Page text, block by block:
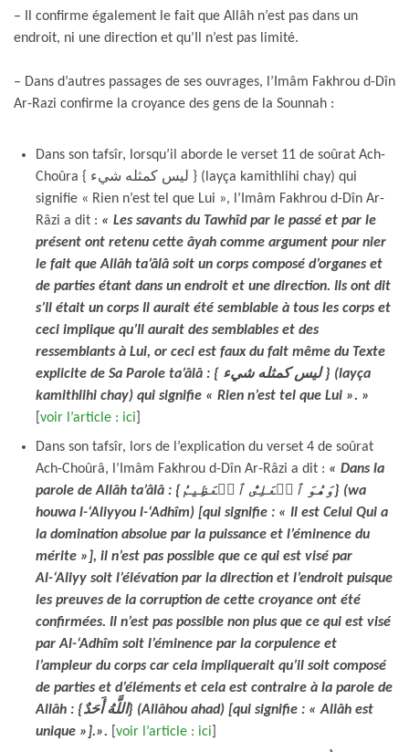
– Il confirme également le fait que Allâh n’est pas dans un
endroit, ni une direction et qu’Il n’est pas limité.
– Dans d’autres passages de ses ouvrages, l’Imâm Fakhrou d-Dîn
Ar-Razi confirme la croyance des gens de la Sounnah :
Dans son tafsîr, lorsqu’il aborde le verset 11 de soûrat Ach-
Choûra { ليس كمثله شيء } (layça kamithlihi chay) qui
signifie « Rien n’est tel que Lui », l’Imâm Fakhrou d-Dîn Ar-
Râzi a dit : « Les savants du Tawhîd par le passé et par le
présent ont retenu cette âyah comme argument pour nier
le fait que Allâh ta’âlâ soit un corps composé d’organes et
de parties étant dans un endroit et une direction. Ils ont dit
s’Il était un corps Il aurait été semblable à tous les corps et
ceci implique qu’Il aurait des semblables et des
ressemblants à Lui, or ceci est faux du fait même du Texte
explicite de Sa Parole ta’âlâ : { ليس كمثله شيء } (layça
kamithlihi chay) qui signifie « Rien n’est tel que Lui ». »
voir l’article : ici
Dans son tafsîr, lors de l’explication du verset 4 de soûrat
Ach-Choûrâ, l’Imâm Fakhrou d-Dîn Ar-Râzi a dit : « Dans la
parole de Allâh ta’âlâ : {وَهُوَ ٱلۡعَلِىُّ ٱلۡعَظِيمُ} (wa
houwa l-‘Aliyyou l-‘Adhîm) [qui signifie : « Il est Celui Qui a
la domination absolue par la puissance et l’éminence du
mérite »], il n’est pas possible que ce qui est visé par
Al-‘Aliyy soit l’élévation par la direction et l’endroit puisque
les preuves de la corruption de cette croyance ont été
confirmées. Il n’est pas possible non plus que ce qui est visé
par Al-‘Adhîm soit l’éminence par la corpulence et
l’ampleur du corps car cela impliquerait qu’il soit composé
de parties et d’éléments et cela est contraire à la parole de
Allâh : {اللَّهُ أَحَدٌ} (Allâhou ahad) [qui signifie : « Allâh est
unique »].». voir l’article : ici